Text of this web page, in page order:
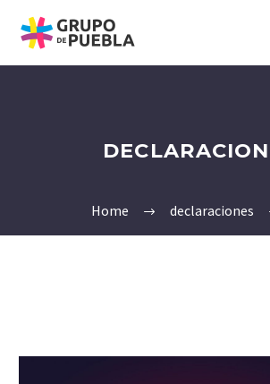
Home declaraciones